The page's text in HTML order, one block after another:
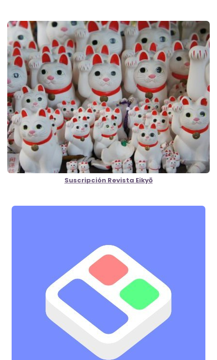
Suscripción Revista Eikyō